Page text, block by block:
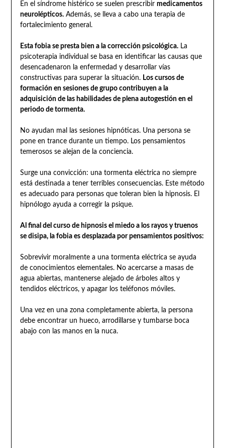
En el síndrome histérico se suelen prescribir medicamentos
neurolépticos.Además, se lleva a cabo una terapia de
fortalecimiento general.
Esta fobia se presta bien a la corrección psicológica.La
psicoterapia individual se basa en identificar las causas que
desencadenaron la enfermedad y desarrollar vías
constructivas para superar la situación. Los cursos de
formación en sesiones de grupo contribuyen a la
adquisición de las habilidades de plena autogestión en el
periodo de tormenta.
No ayudan mal las sesiones hipnóticas. Una persona se
pone en trance durante un tiempo. Los pensamientos
temerosos se alejan de la conciencia.
Surge una convicción: una tormenta eléctrica no siempre
está destinada a tener terribles consecuencias. Este método
es adecuado para personas que toleran bien la hipnosis. El
hipnólogo ayuda a corregir la psique.
Al final del curso de hipnosis el miedo a los rayos y truenos
se disipa, la fobia es desplazada por pensamientos positivos:
Sobrevivir moralmente a una tormenta eléctrica se ayuda
de conocimientos elementales. No acercarse a masas de
agua abiertas, mantenerse alejado de árboles altos y
tendidos eléctricos, y apagar los teléfonos móviles.
Una vez en una zona completamente abierta, la persona
debe encontrar un hueco, arrodillarse y tumbarse boca
abajo con las manos en la nuca.